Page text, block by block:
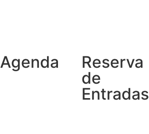
Agenda
Reserva
de
Entradas